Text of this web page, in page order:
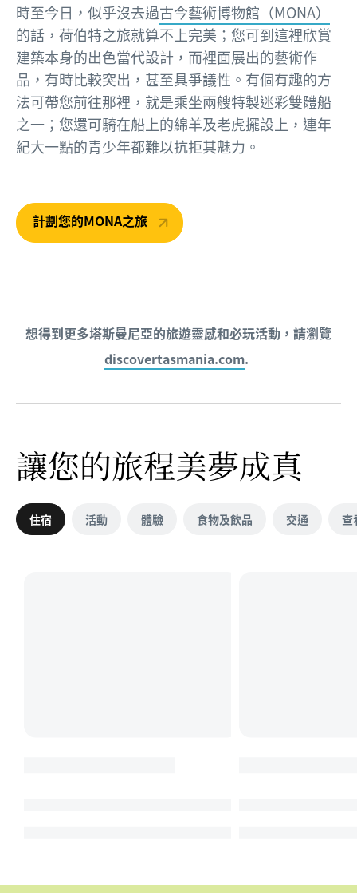
時至今日，似乎沒去過古今藝術博物館（MONA）
的話，荷伯特之旅就算不上完美；您可到這裡欣賞
建築本身的出色當代設計，而裡面展出的藝術作
品，有時比較突出，甚至具爭議性。有個有趣的方
法可帶您前往那裡，就是乘坐兩艘特製迷彩雙體船
之一；您還可騎在船上的綿羊及老虎擺設上，連年
紀大一點的青少年都難以抗拒其魅力。
計劃您的MONA之旅
想得到更多塔斯曼尼亞的旅遊靈感和必玩活動，請瀏覽
discovertasmania.com.
讓您的旅程美夢成真
住宿 活動 體驗 食物及飲品 交通 查